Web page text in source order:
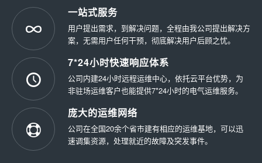
一站式服务
用户提出需求，到解决问题，全程由我公司提出解决方
案，无需用户任何干预，彻底解决用户后顾之忧。
7*24小时快速响应体系
公司内建24小时远程运维中心，依托云平台优势，为
非驻场运维客户也能提供7*24小时的电气运维服务。
庞大的运维网络
公司在全国20余个省市建有相应的运维基地，可以迅
速调集资源，处理就近的故障及突发事件。